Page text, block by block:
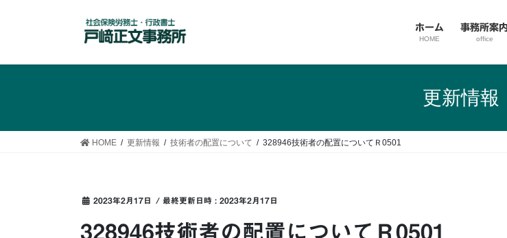
ホーム
HOME
事務所案内
office
更新情報
HOME 更新情報 技術者の配置について 328946技術者の配置についてＲ0501
2023年2月17日 / 最終更新日時 : 2023年2月17日
328946技術者の配置についてＲ0501